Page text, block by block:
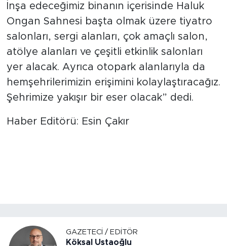
İnşa edeceğimiz binanın içerisinde Haluk
Ongan Sahnesi başta olmak üzere tiyatro
salonları, sergi alanları, çok amaçlı salon,
atölye alanları ve çeşitli etkinlik salonları
yer alacak. Ayrıca otopark alanlarıyla da
hemşehrilerimizin erişimini kolaylaştıracağız.
Şehrimize yakışır bir eser olacak” dedi.
Haber Editörü: Esin Çakır
GAZETECI / EDITÖR
Köksal Ustaoğlu